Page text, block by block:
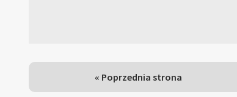
« Poprzednia strona